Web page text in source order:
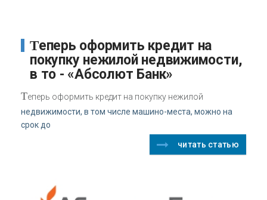
Теперь оформить кредит на
покупку нежилой недвижимости,
в то - «Абсолют Банк»
Теперь оформить кредит на покупку нежилой
недвижимости, в том числе машино-места, можно на
срок до
читать статью